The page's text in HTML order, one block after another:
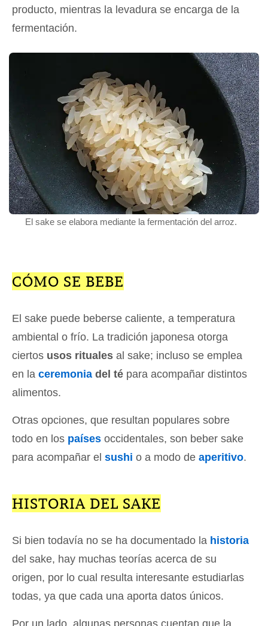
producto, mientras la levadura se encarga de la
fermentación.
El sake se elabora mediante la fermentación del arroz.
CÓMO SE BEBE
El sake puede beberse caliente, a temperatura
ambiental o frío. La tradición japonesa otorga
ciertos usos rituales al sake; incluso se emplea
en la ceremonia del té para acompañar distintos
alimentos.
Otras opciones, que resultan populares sobre
todo en los países occidentales, son beber sake
para acompañar el sushi o a modo de aperitivo.
HISTORIA DEL SAKE
Si bien todavía no se ha documentado la historia
del sake, hay muchas teorías acerca de su
origen, por lo cual resulta interesante estudiarlas
todas, ya que cada una aporta datos únicos.